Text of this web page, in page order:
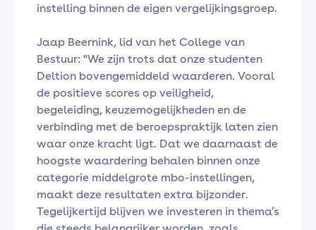
instelling binnen de eigen vergelijkingsgroep.
Jaap Beernink, lid van het College van
Bestuur: "We zijn trots dat onze studenten
Deltion bovengemiddeld waarderen. Vooral
de positieve scores op veiligheid,
begeleiding, keuzemogelijkheden en de
verbinding met de beroepspraktijk laten zien
waar onze kracht ligt. Dat we daarnaast de
hoogste waardering behalen binnen onze
categorie middelgrote mbo-instellingen,
maakt deze resultaten extra bijzonder.
Tegelijkertijd blijven we investeren in thema’s